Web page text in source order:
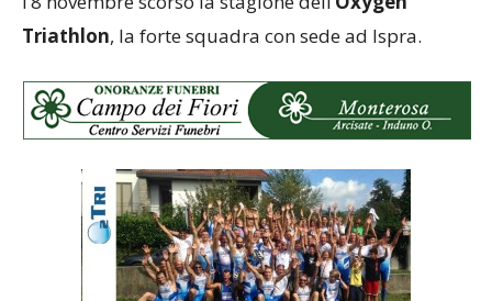
Triathlon, la forte squadra con sede ad Ispra.